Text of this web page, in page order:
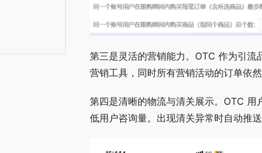
第三是灵活的营销能力。OTC 作为引
营销工具，同时所有营销活动的订单依
第四是清晰的物流与清关展示。OTC
低用户咨询量。出现清关异常时自动推